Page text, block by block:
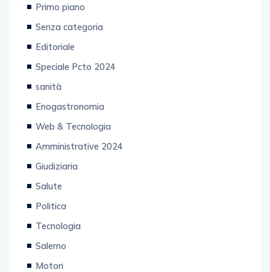
Primo piano
Senza categoria
Editoriale
Speciale Pcto 2024
sanità
Enogastronomia
Web & Tecnologia
Amministrative 2024
Giudiziaria
Salute
Politica
Tecnologia
Salerno
Motori